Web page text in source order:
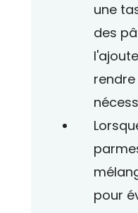
une
des
pour